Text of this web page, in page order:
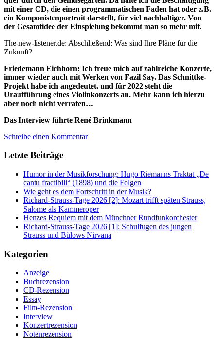
mit einer CD, die einen programmatischen Faden hat oder z.B.
ein Komponistenportrait darstellt, für viel nachhaltiger. Von
der Gesamtidee der Einspielung bekommt man so mehr mit.
The-new-listener.de: Abschließend: Was sind Ihre Pläne für die
Zukunft?
Friedemann Eichhorn: Ich freue mich auf zahlreiche Konzerte,
immer wieder auch mit Werken von Fazil Say. Das Schnittke-
Projekt habe ich angedeutet, und für 2022 steht die
Uraufführung eines Violinkonzerts an. Mehr kann ich hierzu
aber noch nicht verraten…
Das Interview führte René Brinkmann
Schreibe einen Kommentar
Letzte Beiträge
Humor in der Musikforschung: Hugo Riemanns Traktat „De
cantu fractibili“ (1898) und die Folgen
Wie geht es dem Fortschritt in der Musik?
Richard-Strauss-Tage 2026 [2]: Mozart trifft späten Strauss,
Salome als Kammeroper
Henzes Requiem mit dem Münchner Rundfunkorchester
Richard-Strauss-Tage 2026 [1]: Schulfugen des jungen
Strauss und Bülows Nirvana
Kategorien
Anzeige
Buchrezension
CD-Rezension
Essay
Film-Rezension
Interview
Konzertrezension
Notenrezension